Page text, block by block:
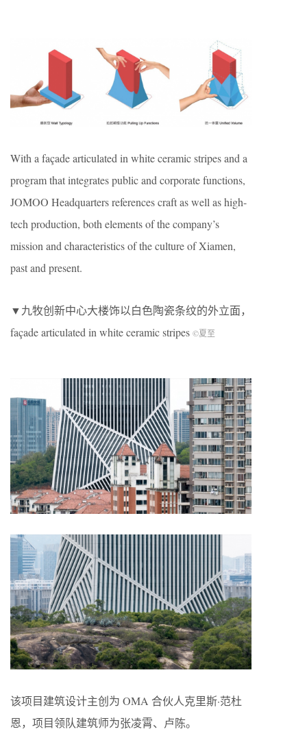
With a façade articulated in white ceramic stripes and a
program that integrates public and corporate functions,
JOMOO Headquarters references craft as well as high-
tech production, both elements of the company’s
mission and characteristics of the culture of Xiamen,
past and present.
▼九牧创新中心大楼饰以白色陶瓷条纹的外立面，
façade articulated in white ceramic stripes ©夏至
该项目建筑设计主创为 OMA 合伙人克里斯·范杜
恩，项目领队建筑师为张凌霄、卢陈。